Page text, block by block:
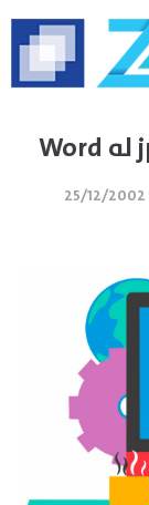
25/12/2002